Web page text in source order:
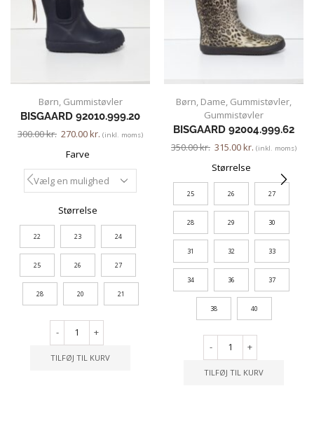
Børn Gummistøvler
BISGAARD 92010.999.20
300.00kr. 270.00kr. (inkl. moms)
Farve
Størrelse
22 23 24
25 26 27
28 20 21
- +
TILFØJ TIL KURV
Børn Dame Gummistøvler
Gummistøvler
BISGAARD 92004.999.62
350.00kr. 315.00kr. (inkl. moms)
Størrelse
25 26 27
28 29 30
31 32 33
34 36 37
38 40
- +
TILFØJ TIL KURV